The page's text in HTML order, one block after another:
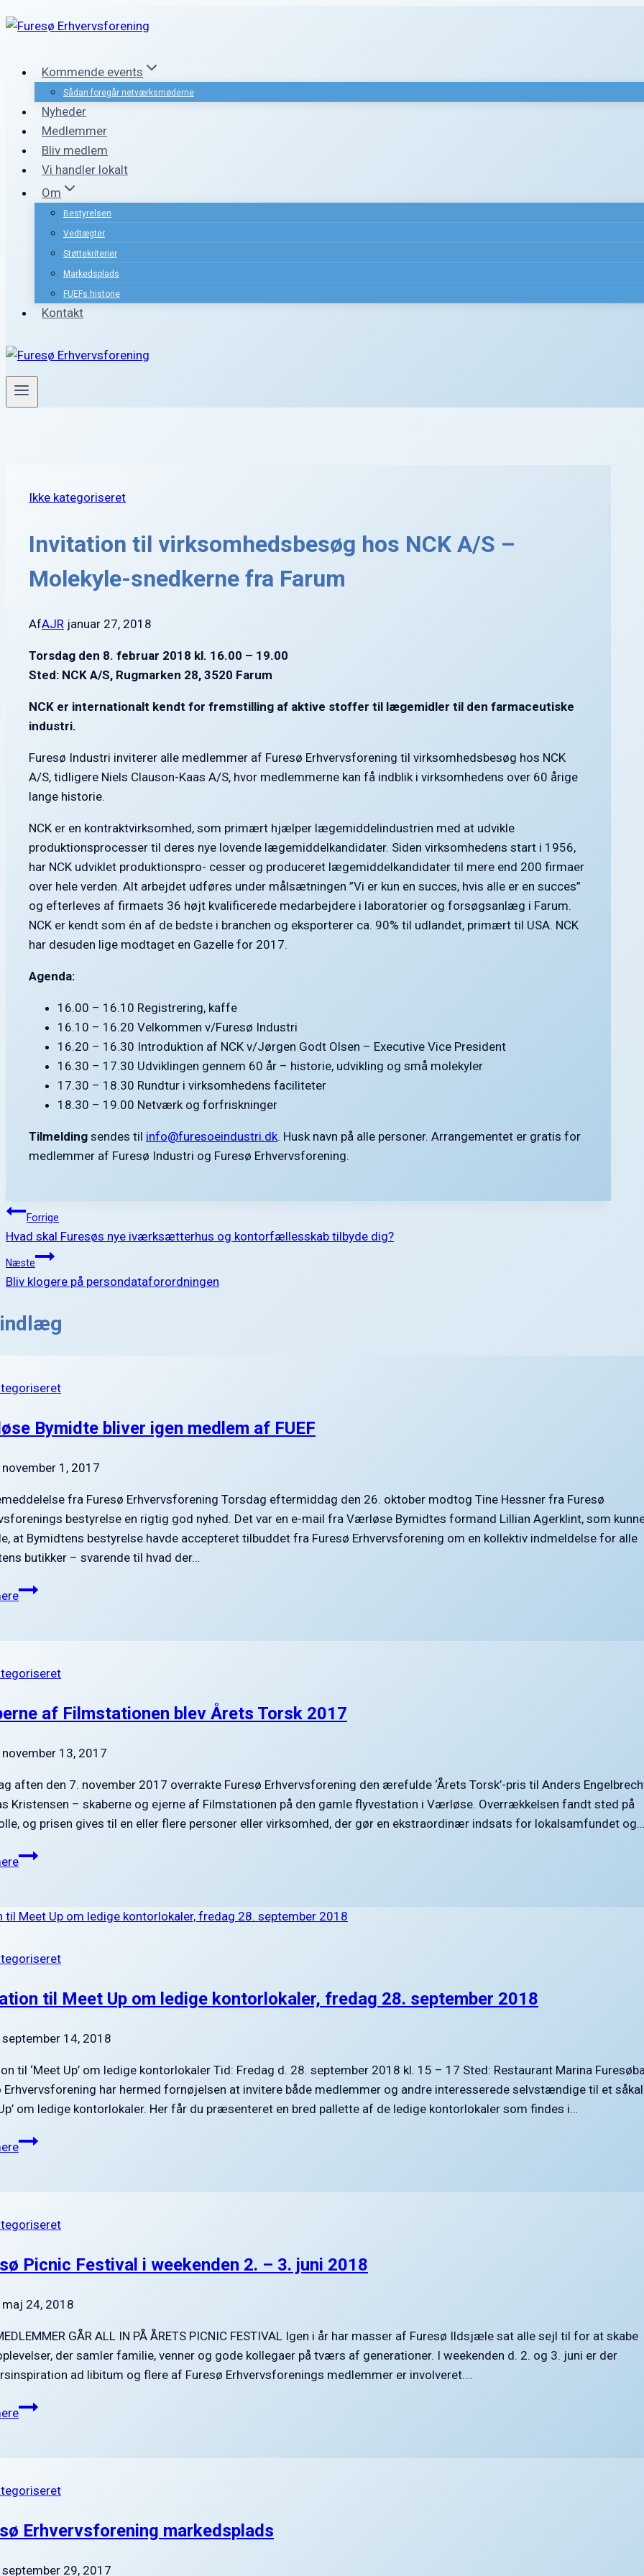
Fortsæt
Kommende events
Sådan foregår netværksmøderne
Nyheder
Medlemmer
Bliv medlem
Vi handler lokalt
Om
Bestyrelsen
Vedtægter
Støttekriterier
Markedsplads
FUEFs historie
Kontakt
Ikke kategoriseret
Invitation til virksomhedsbesøg hos NCK A/S –
Molekyle-snedkerne fra Farum
AfAJR januar 27, 2018
Torsdag den 8. februar 2018 kl. 16.00 – 19.00
Sted: NCK A/S, Rugmarken 28, 3520 Farum
NCK er internationalt kendt for fremstilling af aktive stoffer til lægemidler til den farmaceutiske
industri.
Furesø Industri inviterer alle medlemmer af Furesø Erhvervsforening til virksomhedsbesøg hos NCK
A/S, tidligere Niels Clauson-Kaas A/S, hvor medlemmerne kan få indblik i virksomhedens over 60 årige
lange historie.
NCK er en kontraktvirksomhed, som primært hjælper lægemiddelindustrien med at udvikle
produktionsprocesser til deres nye lovende lægemiddelkandidater. Siden virksomhedens start i 1956,
har NCK udviklet produktionspro- cesser og produceret lægemiddelkandidater til mere end 200 firmaer
over hele verden. Alt arbejdet udføres under målsætningen ”Vi er kun en succes, hvis alle er en succes”
og efterleves af firmaets 36 højt kvalificerede medarbejdere i laboratorier og forsøgsanlæg i Farum.
NCK er kendt som én af de bedste i branchen og eksporterer ca. 90% til udlandet, primært til USA. NCK
har desuden lige modtaget en Gazelle for 2017.
Agenda:
16.00 – 16.10 Registrering, kaffe
16.10 – 16.20 Velkommen v/Furesø Industri
16.20 – 16.30 Introduktion af NCK v/Jørgen Godt Olsen – Executive Vice President
16.30 – 17.30 Udviklingen gennem 60 år – historie, udvikling og små molekyler
17.30 – 18.30 Rundtur i virksomhedens faciliteter
18.30 – 19.00 Netværk og forfriskninger
Tilmelding sendes til info@furesoeindustri.dk. Husk navn på alle personer. Arrangementet er gratis for
medlemmer af Furesø Industri og Furesø Erhvervsforening.
Indlægsnavigation
Forrige
Hvad skal Furesøs nye iværksætterhus og kontorfællesskab tilbyde dig?
Næste
Bliv klogere på persondataforordningen
Bymidte bliver igen medlem af FUEF
november 1, 2017
fra Furesø Erhvervsforening Torsdag eftermiddag den 26. oktober modtog Tine Hessner fra Furesø
bestyrelse en rigtig god nyhed. Det var en e-mail fra Værløse Bymidtes formand Lillian Agerklint, som
at Bymidtens bestyrelse havde accepteret tilbuddet fra Furesø Erhvervsforening om en kollektiv indmeldelse for alle
butikker – svarende til hvad der…
Værløse
medlem
af Filmstationen blev Årets Torsk 2017
november 13, 2017
aften den 7. november 2017 overrakte Furesø Erhvervsforening den ærefulde ‘Årets Torsk’-pris til Anders
Kristensen – skaberne og ejerne af Filmstationen på den gamle flyvestation i Værløse. Overrækkelsen fandt sted på
og prisen gives til en eller flere personer eller virksomhed, der gør en ekstraordinær indsats for lokalsamfundet og…
Skaberne
blev
Torsk
til Meet Up om ledige kontorlokaler, fredag 28. september 2018
september 14, 2018
til ‘Meet Up’ om ledige kontorlokaler Tid: Fredag d. 28. september 2018 kl. 15 – 17 Sted: Restaurant Marina
Erhvervsforening har hermed fornøjelsen at invitere både medlemmer og andre interesserede selvstændige til et
om ledige kontorlokaler. Her får du præsenteret en bred pallette af de ledige kontorlokaler som findes i…
Invitation
om
kontorlokaler,
fredag
september
2018
Picnic Festival i weekenden 2. – 3. juni 2018
maj 24, 2018
GÅR ALL IN PÅ ÅRETS PICNIC FESTIVAL Igen i år har masser af Furesø Ildsjæle sat alle sejl til for at skabe
der samler familie, venner og gode kollegaer på tværs af generationer. I weekenden d. 2. og 3. juni er der
ad libitum og flere af Furesø Erhvervsforenings medlemmer er involveret….
Furesø
weekenden
–
3.
Erhvervsforening markedsplads
september 29, 2017